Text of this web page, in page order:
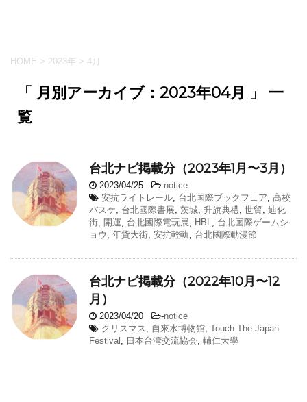
HOME > 2023年 > 4月
「 月別アーカイブ：2023年04月 」 一
覧
台北ナビ掲載分（2023年1月〜3月）
2023/04/25 -notice
安抗ライトレール, 台北国際ブックフェア, 高校
バスケ, 台北國際書展, 茨城, 升旗典禮, 世貿, 迪化
街, 開運, 台北國際電玩展, HBL, 台北国際ゲームシ
ョウ , 年貨大街, 安抗輕軌, 台北國際動漫節
台北ナビ掲載分（2022年10月〜12
月）
2023/04/20 -notice
クリスマス , 自來水博物館, Touch The Japan
Festival , 日本台湾交流協会, 輔仁大學